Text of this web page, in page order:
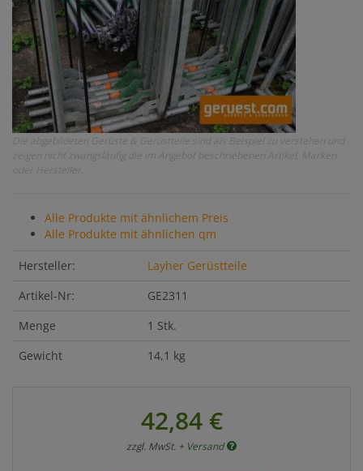
Die abgebildeten Gerüste & Gerüstteile sind als Beispiel zu verstehen und
zeigen nicht zwangsläufig die im Angebot beschriebenen Artikel, Marken
oder Hersteller.
Alle Produkte mit ähnlichem Preis
Alle Produkte mit ähnlichen qm
Hersteller:
Layher Gerüstteile
Artikel-Nr:
GE2311
Menge
1 Stk.
Gewicht
14,1 kg
42,84 €
zzgl. MwSt. + Versand